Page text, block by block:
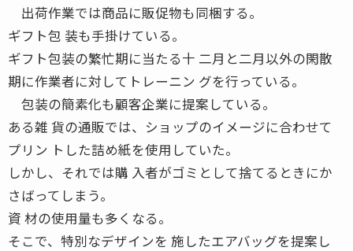
出荷作業では商品に販促物も同梱する。
ギフト包 装も手掛けている。
ギフト包装の繁忙期に当たる十 二月と二月以外の閑散
期に作業者に対してトレーニン グを行っている。
包装の簡素化も顧客企業に提案している。
ある雑 貨の通販では、ショップのイメージに合わせて
プリン トした詰め紙を使用していた。
しかし、それでは購 入者がゴミとして捨てるときにか
さばってしまう。
資 材の使用量も多くなる。
そこで、特別なデザインを 施したエアバッグを提案し